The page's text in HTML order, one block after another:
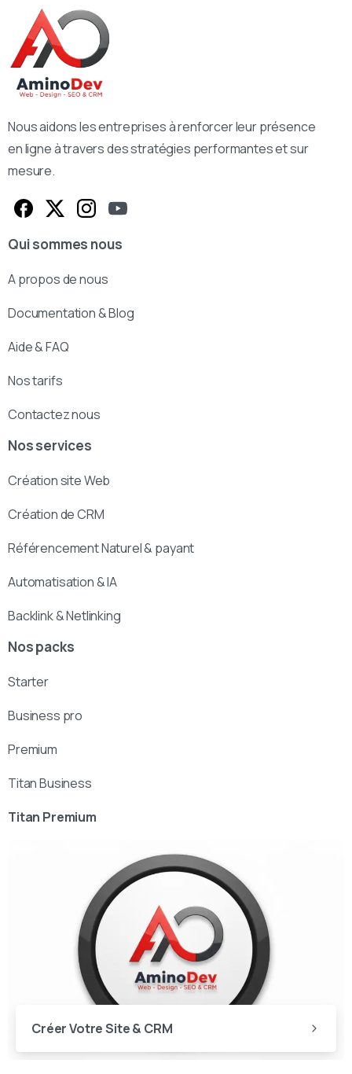
Nous aidons les entreprises à renforcer leur présence
en ligne à travers des stratégies performantes et sur
mesure.
Qui sommes nous
A propos de nous
Documentation & Blog
Aide & FAQ
Nos tarifs
Contactez nous
Nos services
Création site Web
Création de CRM
Référencement Naturel & payant
Automatisation & IA
Backlink & Netlinking
Nos packs
Starter
Business pro
Premium
Titan Business
Titan Premium
Créer Votre Site & CRM